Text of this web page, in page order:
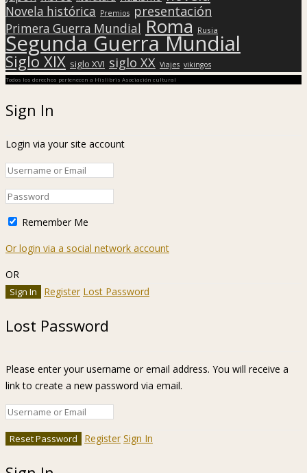
Novela histórica Premios presentación
Primera Guerra Mundial Roma Rusia
Segunda Guerra Mundial
Siglo XIX siglo XVI siglo XX Viajes vikingos
Todos los derechos pertenecen a Hislibris Asociación cultural
Sign In
Login via your site account
Remember Me
Or login via a social network account
OR
Register Lost Password
Lost Password
Please enter your username or email address. You will receive a
link to create a new password via email.
Register Sign In